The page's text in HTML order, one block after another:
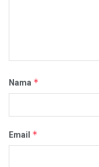
Nama *
Email *